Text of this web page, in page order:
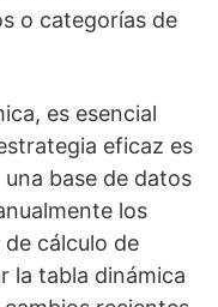
o categorías de
es esencial
eficaz es
base de datos
los
cálculo de
la tabla dinámica